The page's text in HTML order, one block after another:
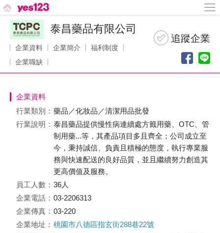
泰昌藥品有限公司
企業資料 企業簡介
福利制度
企業職缺
企業資料
行業類別： 藥品／化妝品／清潔用品批發
行業說明： 泰昌藥品提供慢性病連續處方籤用藥、OTC、管
制用藥...等，其產品項目多且齊全；公司成立至
今，秉持誠信、負責且積極的態度，執行專業服
務與快速配送的良好品質，並且繼續努力創造其
更高價值及服務。
員工人數： 36人
企業電話： 03-2206313
企業傳真： 03-220
企業地址： 桃園市八德區指玄街288巷22號